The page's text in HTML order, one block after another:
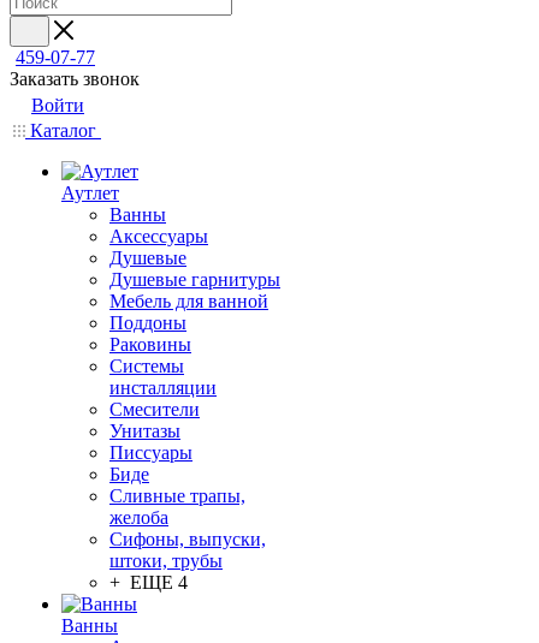
459-07-77
Заказать звонок
Войти
Каталог
Аутлет
Ванны
Аксессуары
Душевые
Душевые гарнитуры
Мебель для ванной
Поддоны
Раковины
Системы
инсталляции
Смесители
Унитазы
Писсуары
Биде
Сливные трапы,
желоба
Сифоны, выпуски,
штоки, трубы
+ ЕЩЕ 4
Ванны